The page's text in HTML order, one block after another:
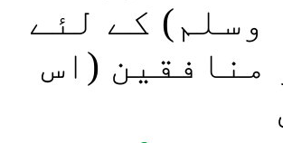
وسلم) کے لئے
منافقین (اس